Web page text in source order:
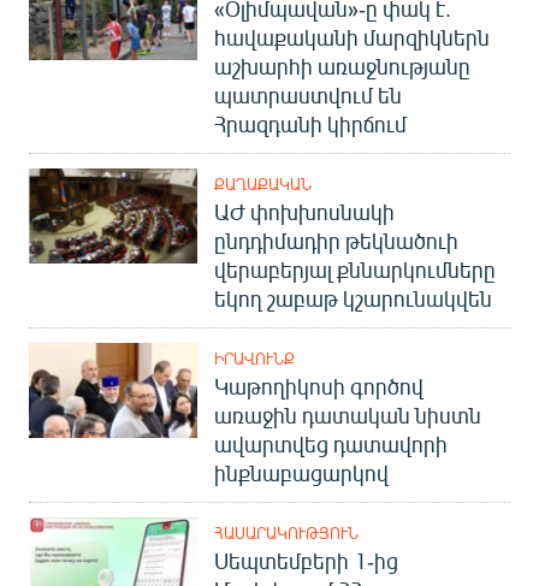
«Օլիմպավան»-ը փակ է.
հավաքականի մարզիկներն
աշխարհի առաջնությանը
պատրաստվում են
Հրազդանի կիրճում
ՔԱՂԱՔԱԿԱՆ
ԱԺ փոխխոսնակի
ընդդիմադիր թեկնածուի
վերաբերյալ քննարկումները
եկող շաբաթ կշարունակվեն
ԻՐԱՎՈՒՆՔ
Կաթողիկոսի գործով
առաջին դատական նիստն
ավարտվեց դատավորի
ինքնաբացարկով
ՀԱՍԱՐԱԿՈՒԹՅՈՒՆ
Սեպտեմբերի 1-ից